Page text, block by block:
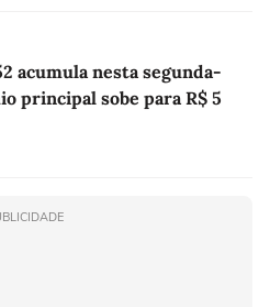
acumula nesta segunda-
principal sobe para R$ 5